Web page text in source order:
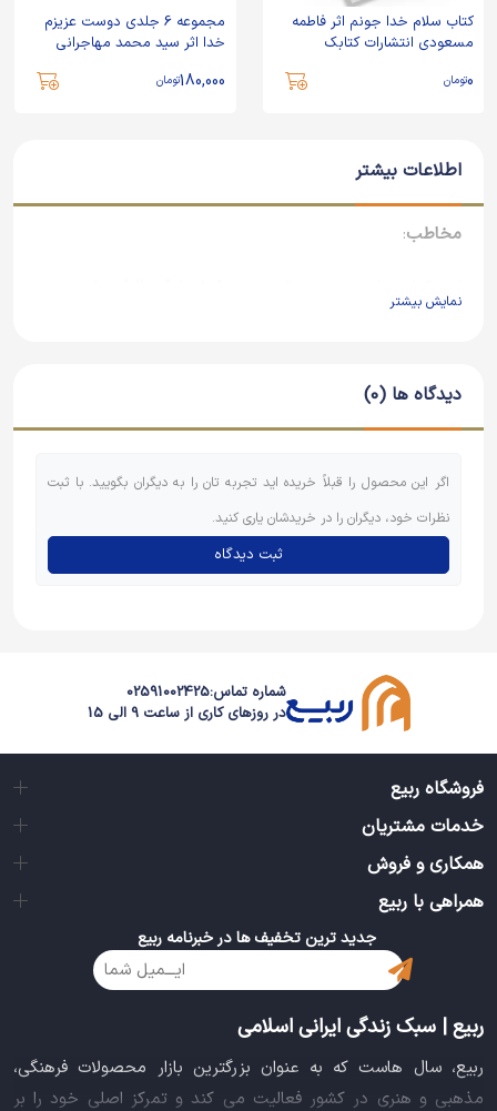
کتاب سلام خدا جونم اثر فاطمه
مسعودی انتشارات کتابک
0تومان
مجموعه 6 جلدی دوست عزیزم
خدا اثر سید محمد مهاجرانی
180,000تومان
اطلاعات بیشتر
مخاطب:
اشعار کودکانه و قابل فهم
معرفی مناسبت های مذهبی و اجتماعی
تصویرگری شاد و رنگارنگ
دوست داشتنی داشت.
اگر به دنبال کتابی هستیدکه:
آهنگین باشد و آموزنده.
به افزایش دامنه کلمات کودکان کمک کند
مفاهیم عمیق را در قالب شعر بیان کند
شعرهای خوب را برای خوب بخوانید
نمایش بیشتر
دیدگاه ها (0)
اگر این محصول را قبلاً خریده اید تجربه تان را به دیگران بگویید. با ثبت
نظرات خود، دیگران را در خریدشان یاری کنید.
ثبت دیدگاه
شماره تماس:02591002425
در روزهای کاری از ساعت 9 الی 15
فروشگاه ربیع
خدمات مشتریان
همکاری و فروش
همراهی با ربیع
جدید ترین تخفیف ها در خبرنامه ربیع
ربیع | سبک زندگی ایرانی اسلامی
ربیع، سال هاست که به عنوان بزرگترین بازار محصولات فرهنگی،
مذهبی و هنری در کشور فعالیت می کند و تمرکز اصلی خود را بر